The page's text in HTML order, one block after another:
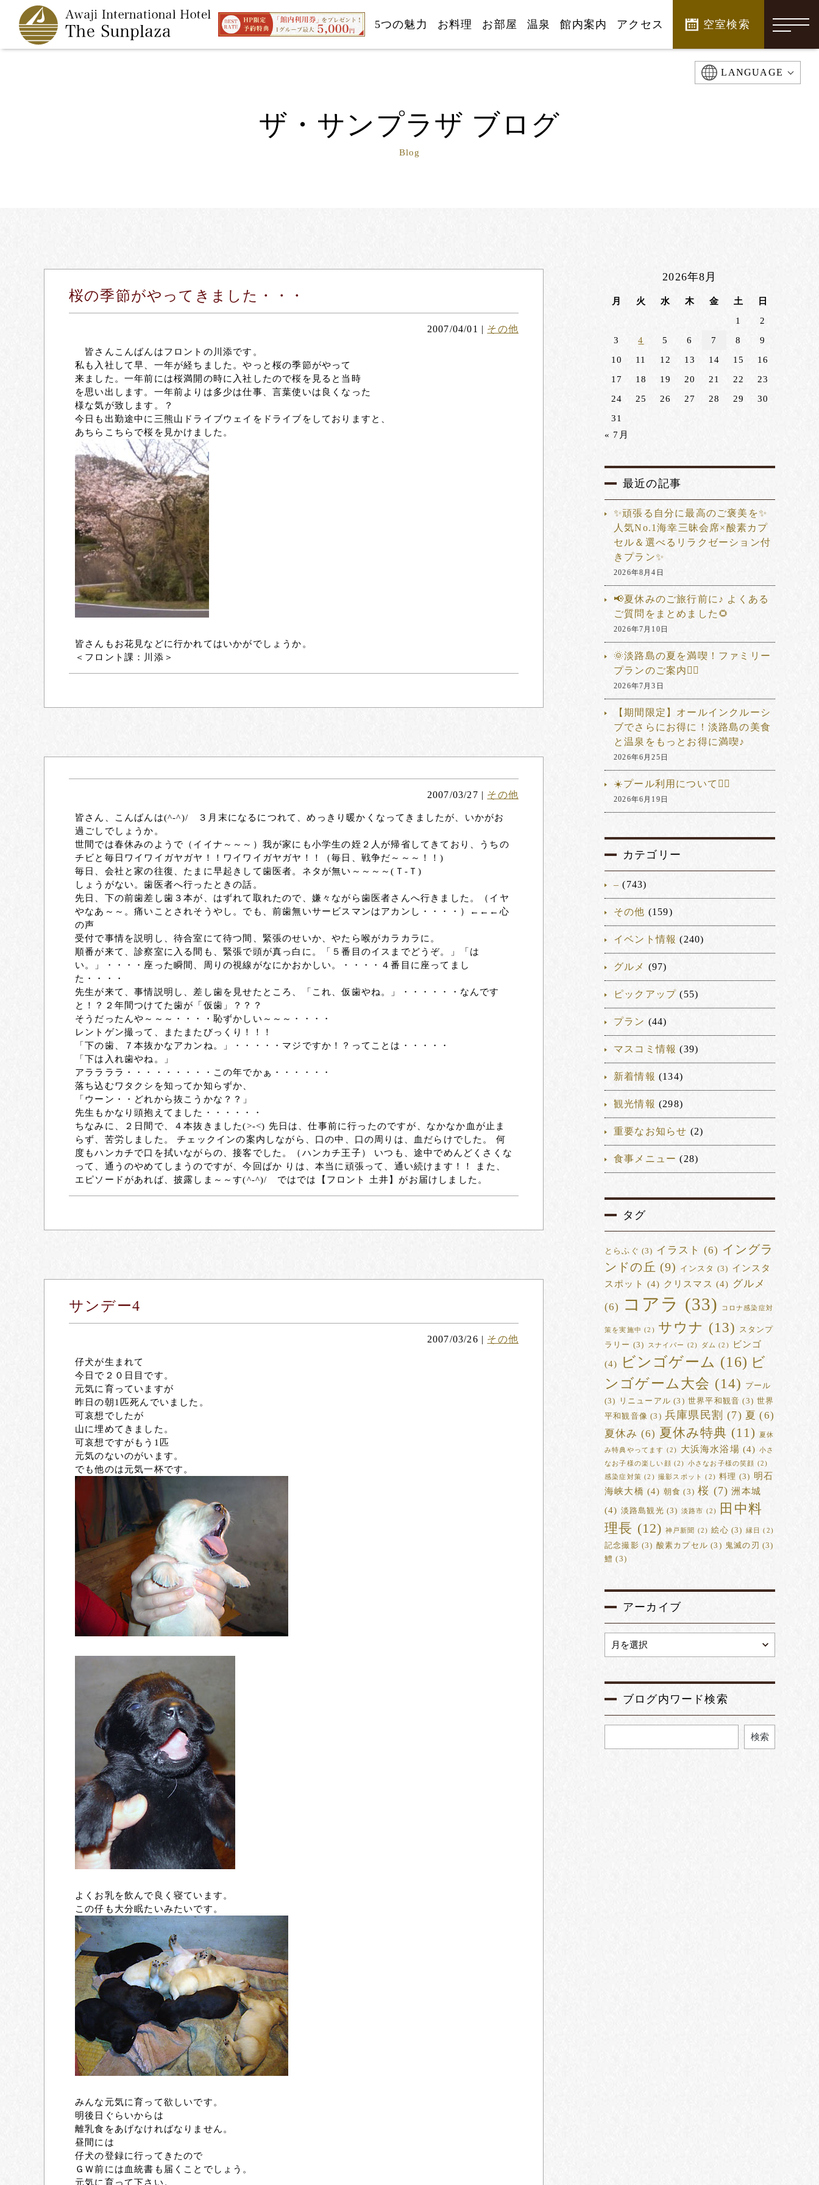
5つの魅力 お料理 お部屋 温泉 館内案内 アクセス 空室検索
LANGUAGE
ザ・サンプラザ ブログ
Blog
桜の季節がやってきました・・・
2007/04/01 | その他
皆さんこんばんはフロントの川添です。
私も入社して早、一年が経ちました。やっと桜の季節がやって
来ました。一年前には桜満開の時に入社したので桜を見ると当時
を思い出します。一年前よりは多少は仕事、言葉使いは良くなった
様な気が致します。？
今日も出勤途中に三熊山ドライブウェイをドライブをしておりますと、
あちらこちらで桜を見かけました。
皆さんもお花見などに行かれてはいかがでしょうか。
＜フロント課：川添＞
2007/03/27 | その他
皆さん、こんばんは(^-^)/ ３月末になるにつれて、めっきり暖かくなってきましたが、いかがお
過ごしでしょうか。
世間では春休みのようで（イイナ～～～）我が家にも小学生の姪２人が帰省してきており、うちの
チビと毎日ワイワイガヤガヤ！！ワイワイガヤガヤ！！（毎日、戦争だ～～～！！)
毎日、会社と家の往復、たまに早起きして歯医者。ネタが無い～～～～(Ｔ-Ｔ)
しょうがない。歯医者へ行ったときの話。
先日、下の前歯差し歯３本が、はずれて取れたので、嫌々ながら歯医者さんへ行きました。（イヤ
やなあ～～。痛いことされそうやし。でも、前歯無いサービスマンはアカンし・・・・）←←←心
の声
受付で事情を説明し、待合室にて待つ間、緊張のせいか、やたら喉がカラカラに。
順番が来て、診察室に入る間も、緊張で頭が真っ白に。「５番目のイスまでどうぞ。」「は
い。」・・・・座った瞬間、周りの視線がなにかおかしい。・・・・４番目に座ってまし
た・・・・
先生が来て、事情説明し、差し歯を見せたところ、「これ、仮歯やね。」・・・・・・なんです
と！？２年間つけてた歯が「仮歯」？？？
そうだったんや～～～・・・・恥ずかしい～～～・・・・
レントゲン撮って、またまたびっくり！！！
「下の歯、７本抜かなアカンね。」・・・・・マジですか！？ってことは・・・・・
「下は入れ歯やね。」
アララララ・・・・・・・・・この年でかぁ・・・・・・
落ち込むワタクシを知ってか知らずか、
「ウーン・・どれから抜こうかな？？」
先生もかなり頭抱えてました・・・・・・
ちなみに、２日間で、４本抜きました(>-<) 先日は、仕事前に行ったのですが、なかなか血が止ま
らず、苦労しました。 チェックインの案内しながら、口の中、口の周りは、血だらけでした。 何
度もハンカチで口を拭いながらの、接客でした。（ハンカチ王子） いつも、途中でめんどくさくな
って、通うのやめてしまうのですが、今回ばか りは、本当に頑張って、通い続けます！！ また、
エピソードがあれば、披露しま～～す(^-^)/ ではでは【フロント 土井】がお届けしました。
サンデー4
2007/03/26 | その他
仔犬が生まれて
今日で２０日目です。
元気に育っていますが
昨日の朝1匹死んでいました。
可哀想でしたが
山に埋めてきました。
可哀想ですがもう1匹
元気のないのがいます。
でも他のは元気一杯です。
よくお乳を飲んで良く寝ています。
この仔も大分眠たいみたいです。
みんな元気に育って欲しいです。
明後日ぐらいからは
離乳食をあげなければなりません。
昼間には
仔犬の登録に行ってきたので
ＧＷ前には血統書も届くことでしょう。
元気に育って下さい。
2026年8月
月 火 水 木 金 土
日
1
2
3
4 5 6 7 8
9
10
11 12 13 14 15
16
17
18 19 20 21 22
23
24
25 26 27 28 29
30
31
« 7月
最近の記事
✨頑張る自分に最高のご褒美を✨
人気No.1海幸三昧会席×酸素カプ
セル＆選べるリラクゼーション付
きプラン✨
2026年8月4日
📢夏休みのご旅行前に♪ よくある
ご質問をまとめました🌻
2026年7月10日
🌞淡路島の夏を満喫！ファミリー
プランのご案内🏊‍♂️
2026年7月3日
【期間限定】オールインクルーシ
ブでさらにお得に！淡路島の美食
と温泉をもっとお得に満喫♪
2026年6月25日
☀️プール利用について🏊‍♂️
2026年6月19日
カテゴリー
– (743)
その他 (159)
イベント情報 (240)
グルメ (97)
ピックアップ (55)
プラン (44)
マスコミ情報 (39)
新着情報 (134)
観光情報 (298)
重要なお知らせ (2)
食事メニュー (28)
タグ
とらふぐ (3) イラスト (6) イングラ
ンドの丘 (9) インスタ (3) インスタ
スポット (4) クリスマス (4) グルメ
(6)
コアラ (33) コロナ感染症対
策を実施中 (2) サウナ (13)
スタンプ
ラリー (3) スナイパー (2) ダム (2)
ビンゴ
(4)
ビンゴゲーム (16) ビ
ンゴゲーム大会 (14)
プール
(3)
リニューアル (3) 世界平和観音 (3) 世界
平和観音像 (3) 兵庫県民割 (7) 夏 (6)
夏休み (6) 夏休み特典 (11) 夏休
み特典やってます (2) 大浜海水浴場 (4)
小さ
なお子様の楽しい顔 (2) 小さなお子様の笑顔 (2)
感染症対策 (2) 撮影スポット (2) 料理 (3) 明石
海峡大橋 (4) 朝食 (3) 桜 (7) 洲本城
(4) 淡路島観光 (3) 淡路市 (2)
田中料
理長 (12) 神戸新聞 (2) 絵心 (3) 縁日 (2)
記念撮影 (3) 酸素カプセル (3) 鬼滅の刃
(3)
鱧 (3)
アーカイブ
ブログ内ワード検索
検索